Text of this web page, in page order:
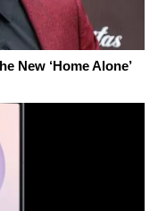
New ‘Home Alone’